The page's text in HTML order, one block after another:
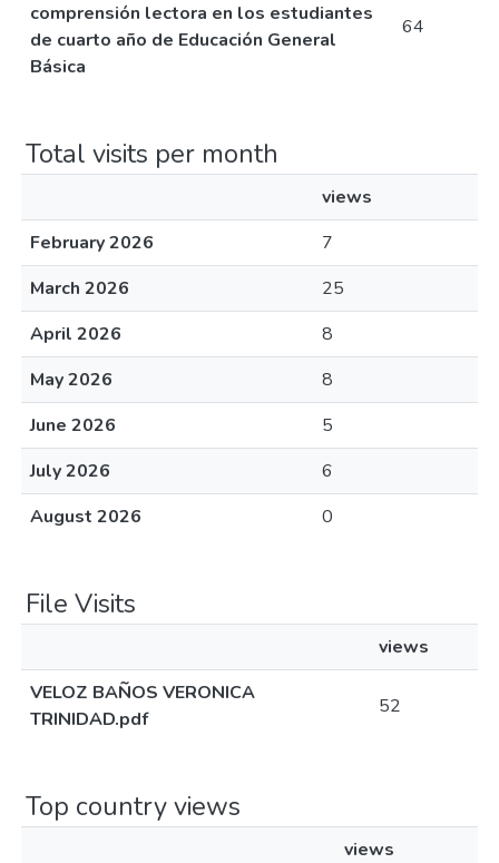
comprensión lectora en los estudiantes
de cuarto año de Educación General
Básica
64
Total visits per month
views
February 2026
7
March 2026
25
April 2026
8
May 2026
8
June 2026
5
July 2026
6
August 2026
0
File Visits
views
VELOZ BAÑOS VERONICA
TRINIDAD.pdf
52
Top country views
views